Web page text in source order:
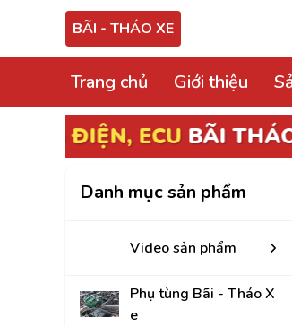
BÃI - THÁO XE
Trang chủ Giới thiệu
Danh mục sản phẩm
Video sản phẩm
Phụ tùng Bãi - Tháo X
e